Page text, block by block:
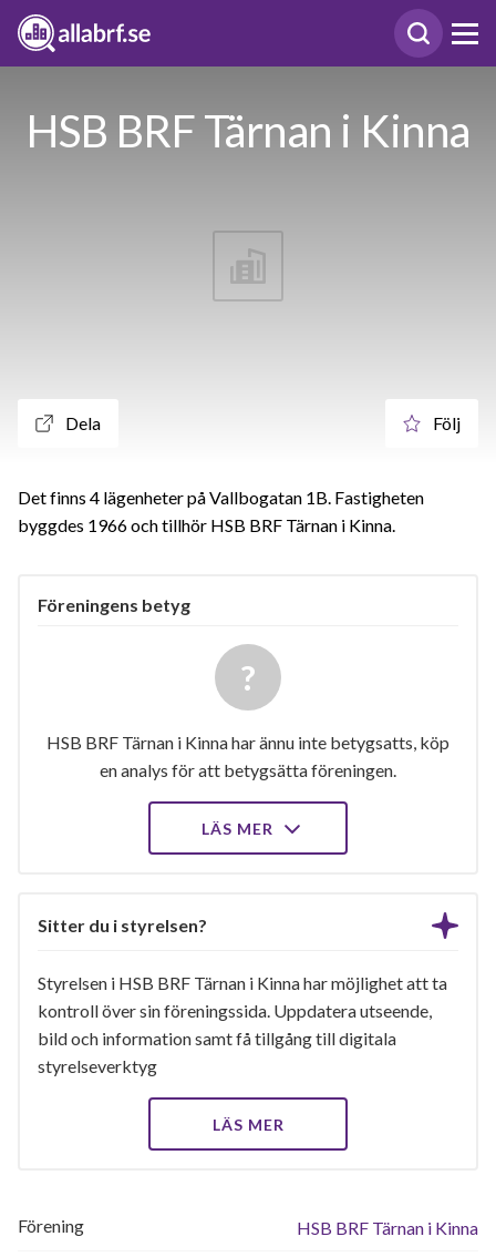
HSB BRF Tärnan i Kinna
Dela Följ
Det finns 4 lägenheter på Vallbogatan 1B. Fastigheten
byggdes 1966 och tillhör HSB BRF Tärnan i Kinna.
Föreningens betyg
HSB BRF Tärnan i Kinna har ännu inte betygsatts, köp
en analys för att betygsätta föreningen.
LÄS MER
Sitter du i styrelsen?
Styrelsen i HSB BRF Tärnan i Kinna har möjlighet att ta
kontroll över sin föreningssida. Uppdatera utseende,
bild och information samt få tillgång till digitala
styrelseverktyg
LÄS MER
Förening HSB BRF Tärnan i Kinna